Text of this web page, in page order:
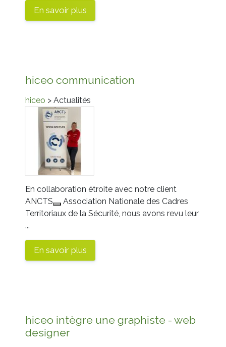
En savoir plus
hiceo communication
hiceo > Actualités
En collaboration étroite avec notre client
ANCTS
Association Nationale des Cadres
Territoriaux de la Sécurité, nous avons revu leur
...
En savoir plus
hiceo intègre une graphiste - web
designer